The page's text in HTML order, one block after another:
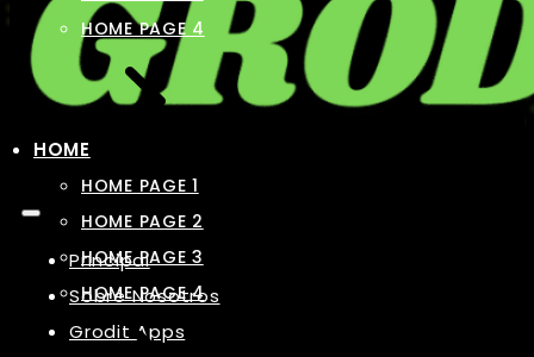
Principal
Sobre Nosotros
Grodit Apps
HOME PAGE 4
HOME
HOME PAGE 1
HOME PAGE 2
HOME PAGE 3
HOME PAGE 4